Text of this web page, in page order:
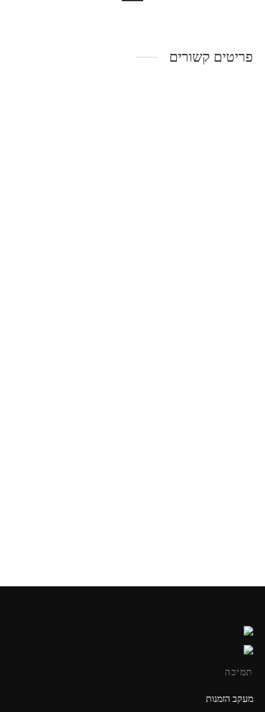
פריטים קשורים
תמיכה
מעקב הזמנות